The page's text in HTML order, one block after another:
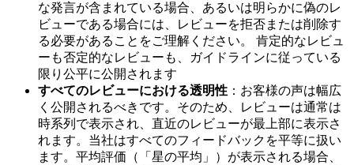
な発言が含まれている場合、あるいは明らかに偽のレ
ビューである場合には、レビューを拒否または削除す
る必要があることをご理解ください。 肯定的なレビュ
ーも否定的なレビューも、ガイドラインに従っている
限り公平に公開されます
すべてのレビューにおける透明性 ：お客様の声は幅広
く公開されるべきです。そのため、レビューは通常は
時系列で表示され、直近のレビューが最上部に表示さ
れます。当社はすべてのフィードバックを平等に扱い
ます。平均評価（「星の平均」）が表示される場合、